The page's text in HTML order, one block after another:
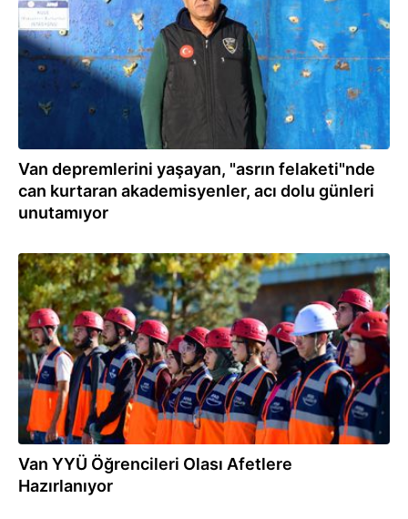
Van depremlerini yaşayan, "asrın felaketi"nde
can kurtaran akademisyenler, acı dolu günleri
unutamıyor
08.11.2025
Van YYÜ Öğrencileri Olası Afetlere
Hazırlanıyor